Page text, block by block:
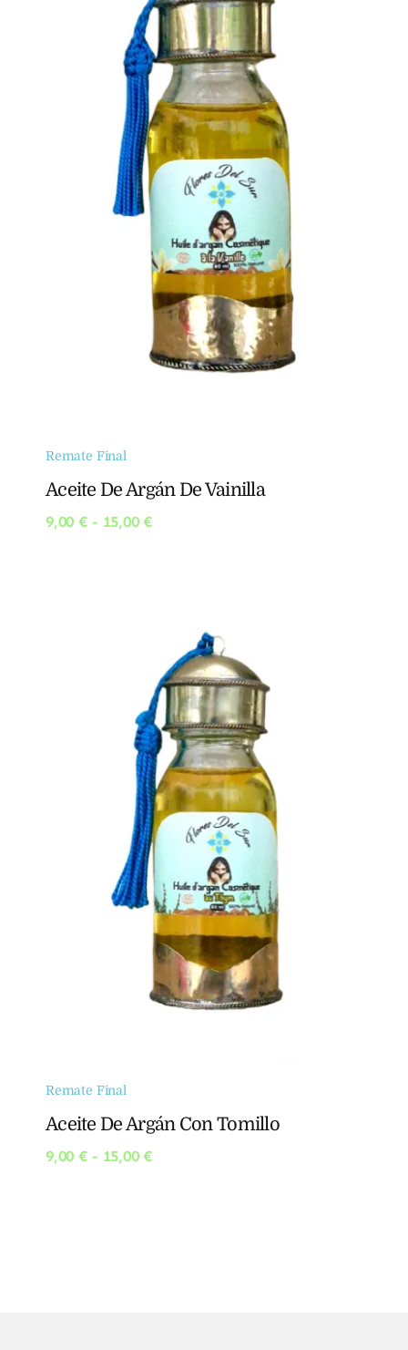
Remate Final
Aceite De Argán De Vainilla
9,00€ - 15,00€Rango
Remate Final
Aceite De Argán Con Tomillo
9,00€ - 15,00€Rango